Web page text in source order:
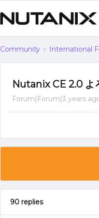
Community International
Nutanix CE 2.0 よ
Forum|Forum|3 years
90 replies